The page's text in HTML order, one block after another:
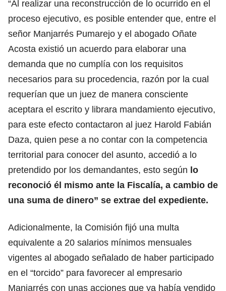
“Al realizar una reconstrucción de lo ocurrido en el
proceso ejecutivo, es posible entender que, entre el
señor Manjarrés Pumarejo y el abogado Oñate
Acosta existió un acuerdo para elaborar una
demanda que no cumplía con los requisitos
necesarios para su procedencia, razón por la cual
requerían que un juez de manera consciente
aceptara el escrito y librara mandamiento ejecutivo,
para este efecto contactaron al juez Harold Fabián
Daza, quien pese a no contar con la competencia
territorial para conocer del asunto, accedió a lo
pretendido por los demandantes, esto según lo
reconoció él mismo ante la Fiscalía, a cambio de
una suma de dinero” se extrae del expediente.
Adicionalmente, la Comisión fijó una multa
equivalente a 20 salarios mínimos mensuales
vigentes al abogado señalado de haber participado
en el “torcido” para favorecer al empresario
Manjarrés con unas acciones que ya había vendido